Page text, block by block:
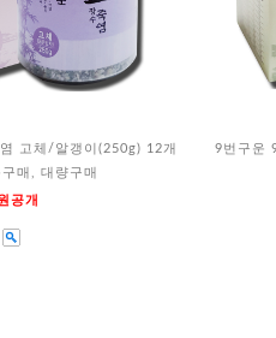
고체/알갱이(250g) 12개
매, 대량구매
공개
9번구운